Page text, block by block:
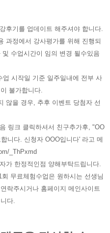
후기를 업데이트 해주셔야 합니다.
과정에서 강사평가를 위해 진행되
수업시간이 임의 변경 될수있음
시작일 기준 일주일내에 전부 사
불가합니다.
않을 경우, 추후 이벤트 당첨자 선
링크 클릭하셔서 친구추가후, "OO
니다. 신청자 OOO입니다' 라고 메
_ThPxmd
가 한정적인점 양해부탁드립니다.
무료체험수업은 원하시는 선생님
락주시거나 홈페이지 메인사이트
다.